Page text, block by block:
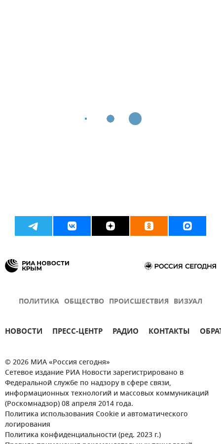
ПОЛИТИКА ОБЩЕСТВО ПРОИСШЕСТВИЯ ВИЗУАЛ
НОВОСТИ ПРЕСС-ЦЕНТР РАДИО КОНТАКТЫ
© 2026 МИА «Россия сегодня»
Сетевое издание РИА Новости зарегистрировано в
Федеральной службе по надзору в сфере связи,
информационных технологий и массовых коммуникаций
(Роскомнадзор) 08 апреля 2014 года.
Политика использования Cookie и автоматического
логирования
Политика конфиденциальности (ред. 2023 г.)